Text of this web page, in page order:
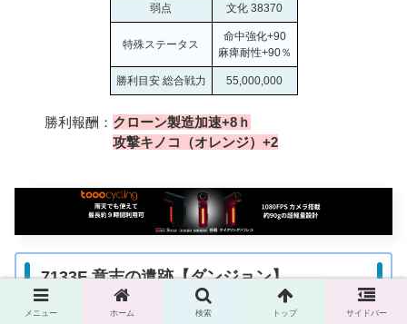
弱点 文化 38370
特殊ステータス
命中強化+90
麻痺耐性+90％
勝利目安 総合戦力 55,000,000
勝利報酬： クローン製造加速+8ｈ
攻撃キノコ（オレンジ）+2
7133F 意志の遺跡【ダンジョン】
メニュー ホーム 検索 トップ サイドバー